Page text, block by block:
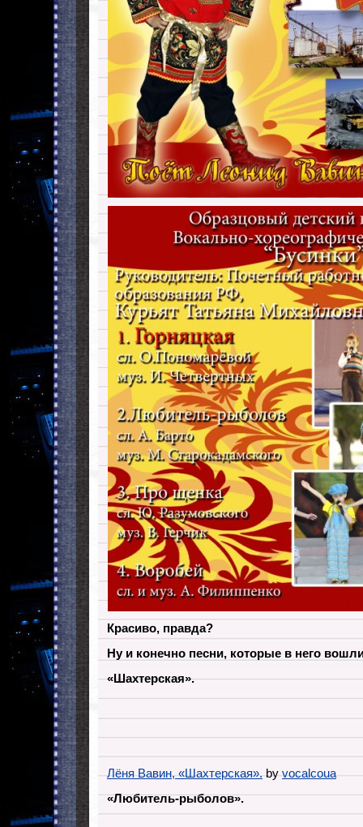
Красиво, правда?
Ну и конечно песни, которые в него
«Шахтерская».
Лёня Вавин, «Шахтерская».byvocalcoua
«Любитель-рыболов».